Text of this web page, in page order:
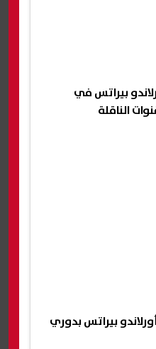
بيراتس في
الناقلة
بيراتس بدوري